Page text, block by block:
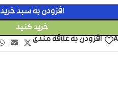
افزودن به سبد خرید
خرید کنید
افزودن به علاقه مندی